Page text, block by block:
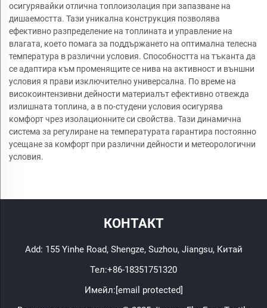
осигурявайки отлична топлоизолация при запазване на
дишаемостта. Тази уникална конструкция позволява
ефективно разпределение на топлината и управление на
влагата, което помага за поддържането на оптимална телесна
температура в различни условия. Способността на тъканта да
се адаптира към променящите се нива на активност и външни
условия я прави изключително универсална. По време на
високоинтензивни дейности материалът ефективно отвежда
излишната топлина, а в по-студени условия осигурява
комфорт чрез изолационните си свойства. Тази динамична
система за регулиране на температурата гарантира постоянно
усещане за комфорт при различни дейности и метеорологични
условия.
КОНТАКТ
Add: 155 Yinhe Road, Shengze, Suzhou, Jiangsu, Китай
Тел:+86-18351751320
Имейл:[email protected]